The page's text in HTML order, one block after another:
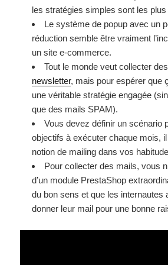
les stratégies simples sont les
Le système de popup avec un
réduction semble être vraiment
un site e-commerce.
Tout le monde veut collecter des
newsletter, mais pour espérer que
une véritable stratégie engagée
que des mails SPAM).
Vous devez définir un scénario
objectifs à exécuter chaque mois,
notion de mailing dans vos
Pour collecter des mails, vous
d’un module PrestaShop
du bon sens et que les internautes
donner leur mail pour une bonne